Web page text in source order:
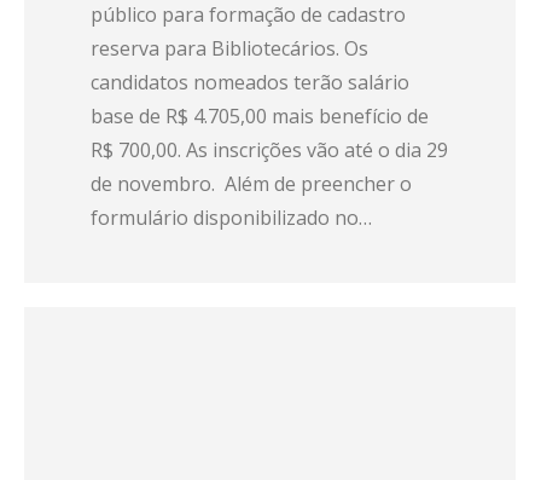
público para formação de cadastro
reserva para Bibliotecários. Os
candidatos nomeados terão salário
base de R$ 4.705,00 mais benefício de
R$ 700,00. As inscrições vão até o dia 29
de novembro. Além de preencher o
formulário disponibilizado no…